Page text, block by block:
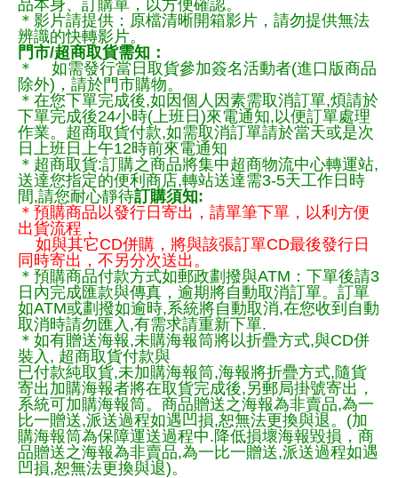
品本身、訂購單，以方便確認。
＊影片請提供：原檔清晰開箱影片，請勿提供無法
辨識的快轉影片。
門市/超商取貨需知：
＊ 如需發行當日取貨參加簽名活動者(進口版商品
除外)，請於門市購物。
＊在您下單完成後,如因個人因素需取消訂單,煩請於
下單完成後24小時(上班日)來電通知,以便訂單處理
作業。超商取貨付款,如需取消訂單請於當天或是次
日上班日上午12時前來電通知
＊超商取貨:訂購之商品將集中超商物流中心轉運站,
送達您指定的便利商店,轉站送達需3-5天工作日時
間,請您耐心靜待訂購須知:
＊預購商品以發行日寄出，請單筆下單，以利方便
出貨流程，
如與其它CD併購，將與該張訂單CD最後發行日
同時寄出，不另分次送出。
＊預購商品付款方式如郵政劃撥與ATM：下單後請3
日內完成匯款與傳真，逾期將自動取消訂單。訂單
如ATM或劃撥如逾時,系統將自動取消,在您收到自動
取消時請勿匯入,有需求請重新下單.
＊如有贈送海報,未購海報筒將以折疊方式,與CD併
裝入, 超商取貨付款與
已付款純取貨,未加購海報筒,海報將折疊方式,隨貨
寄出加購海報者將在取貨完成後,另郵局掛號寄出，
系統可加購海報筒。商品贈送之海報為非賣品,為一
比一贈送,派送過程如遇凹損,恕無法更換與退。(加
購海報筒為保障運送過程中.降低損壞海報毀損，商
品贈送之海報為非賣品,為一比一贈送,派送過程如遇
凹損,恕無法更換與退)。